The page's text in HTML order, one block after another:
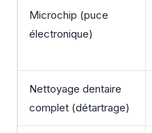
Microchip (puce
électronique)
Nettoyage dentaire
complet (détartrage)